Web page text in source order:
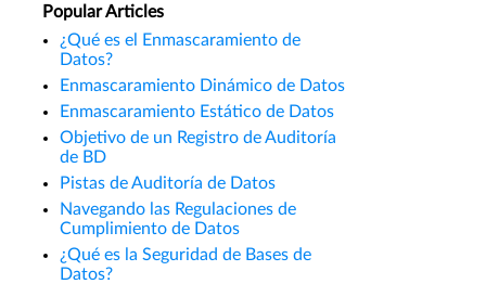
Popular Articles
¿Qué es el Enmascaramiento de
Datos?
Enmascaramiento Dinámico de Datos
Enmascaramiento Estático de Datos
Objetivo de un Registro de Auditoría
de BD
Pistas de Auditoría de Datos
Navegando las Regulaciones de
Cumplimiento de Datos
¿Qué es la Seguridad de Bases de
Datos?